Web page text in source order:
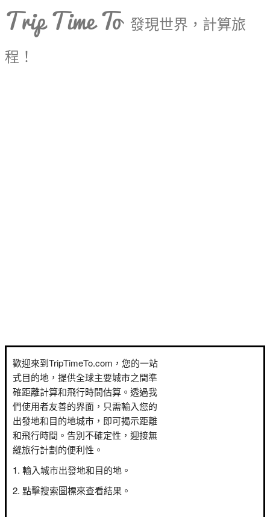
Trip Time To 發現世界，計算旅
程！
歡迎來到TripTimeTo.com，您的一站
式目的地，提供全球主要城市之間準
確距離計算和飛行時間估算。透過我
們使用者友善的界面，只需輸入您的
出發地和目的地城市，即可揭示距離
和飛行時間。告別不確定性，迎接無
縫旅行計劃的便利性。
輸入城市出發地和目的地。
點擊搜索圖標來查看結果。